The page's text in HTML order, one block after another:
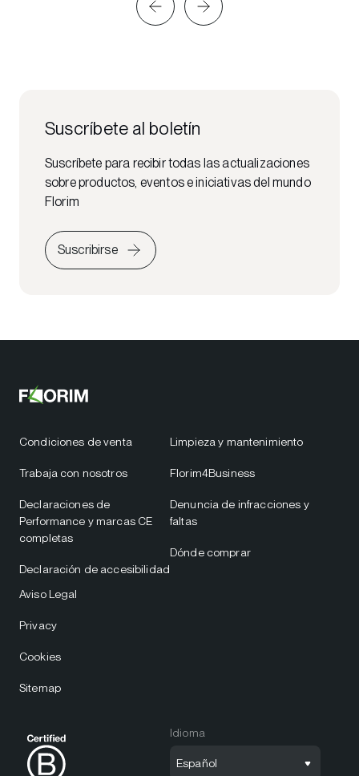
Suscríbete al boletín
Suscríbete para recibir todas las actualizaciones
sobre productos, eventos e iniciativas del mundo
Florim
Suscribirse
Condiciones de venta
Trabaja con nosotros
Declaraciones de
Performance y marcas CE
completas
Declaración de accesibilidad
Limpieza y mantenimiento
Florim4Business
Denuncia de infracciones y
faltas
Dónde comprar
Aviso Legal
Privacy
Cookies
Sitemap
Idioma
Español